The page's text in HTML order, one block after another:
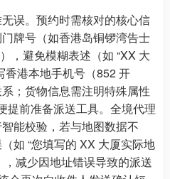
误。预约时需核对的核心信
牌号（如香港岛铜锣湾告士
，避免模糊表述（如 “XX 大
香港本地手机号（852 开
；货物信息需注明特殊属性
提前准备派送工具。全境代理
能校验，若与地图数据不
如 “您填写的 XX 大厦实际地
减少因地址错误导致的派送